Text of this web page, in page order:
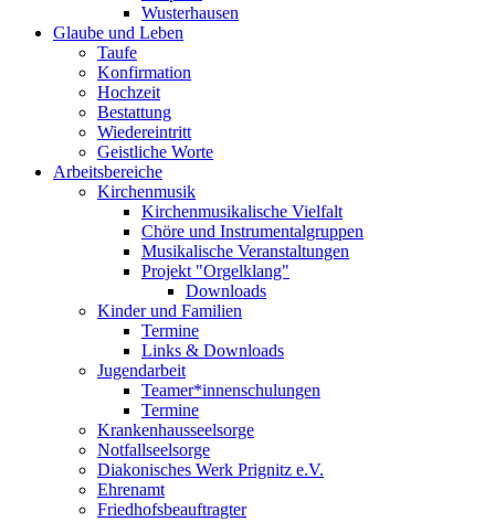
Wusterhausen
Glaube und Leben
Taufe
Konfirmation
Hochzeit
Bestattung
Wiedereintritt
Geistliche Worte
Arbeitsbereiche
Kirchenmusik
Kirchenmusikalische Vielfalt
Chöre und Instrumentalgruppen
Musikalische Veranstaltungen
Projekt "Orgelklang"
Downloads
Kinder und Familien
Termine
Links & Downloads
Jugendarbeit
Teamer*innenschulungen
Termine
Krankenhausseelsorge
Notfallseelsorge
Diakonisches Werk Prignitz e.V.
Ehrenamt
Friedhofsbeauftragter